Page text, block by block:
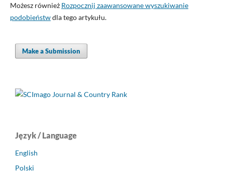
Możesz również Rozpocznij zaawansowane wyszukiwanie
podobieństwdla tego artykułu.
Make a Submission
Język / Language
English
Polski